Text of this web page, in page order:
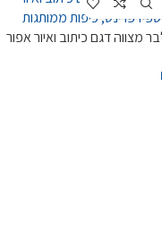
מצווה דגם כיתוב ואיור אפור